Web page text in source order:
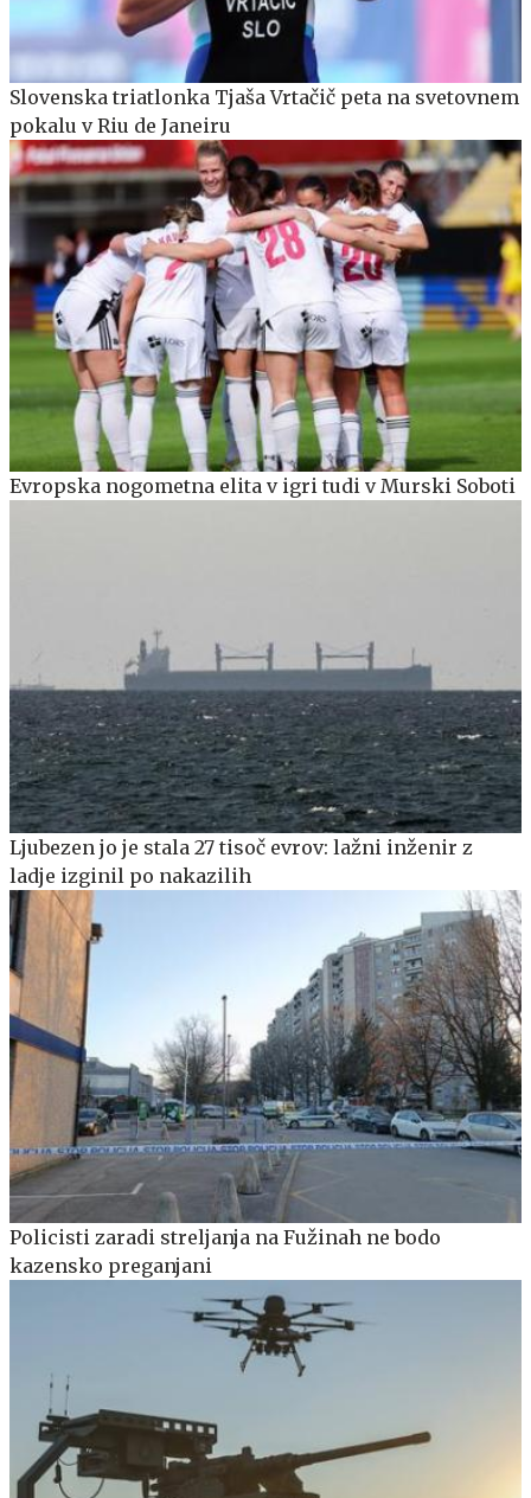
Slovenska triatlonka Tjaša Vrtačič peta na svetovnem
pokalu v Riu de Janeiru
Evropska nogometna elita v igri tudi v Murski Soboti
Ljubezen jo je stala 27 tisoč evrov: lažni inženir z
ladje izginil po nakazilih
Policisti zaradi streljanja na Fužinah ne bodo
kazensko preganjani